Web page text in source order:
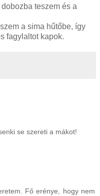
teszem és a
a sima hűtőbe, így
fagylaltot kapok.
se szereti a mákot!
Fő erénye, hogy nem